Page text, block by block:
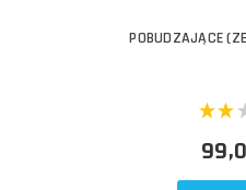
POBUDZAJĄCE